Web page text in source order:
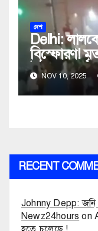
দেশ
Delhi:
বিস্ফোরণ!
উঠছে
NOV 10, 2025
RECENT
Johnny Depp: জনি
Newz24hours on